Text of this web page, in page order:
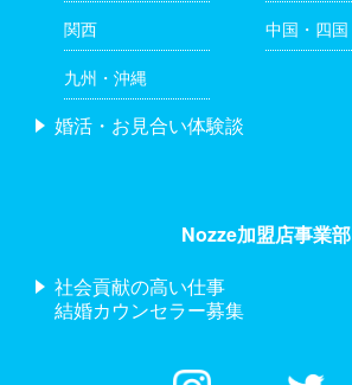
関西 中国・四国
九州・沖縄
婚活・お見合い体験談
Nozze加盟店事業部
社会貢献の高い仕事
結婚カウンセラー募集